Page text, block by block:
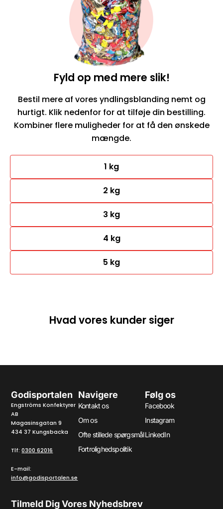
Fyld op med mere slik!
Bestil mere af vores yndlingsblanding nemt og
hurtigt. Klik nedenfor for at tilføje din bestilling.
Kombiner flere muligheder for at få den ønskede
mængde.
1 kg
2 kg
3 kg
4 kg
5 kg
Hvad vores kunder siger
Godisportalen
Engströms Konfektyrer
AB
Magasinsgatan 9
434 37 Kungsbacka
Tlf:0300 62016
E-mail:
info@godisportalen.se
Navigere
Kontakt os
Om os
Ofte stillede spørgsmål
Fortrolighedspolitik
Følg os
Facebook
Instagram
LinkedIn
Tilmeld Dig Vores Nyhedsbrev